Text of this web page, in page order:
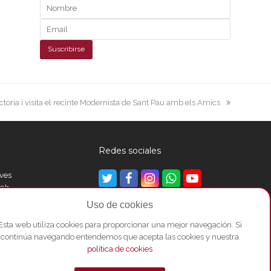
i visita el recinte Modernista de Sant Pau amb els Amics
Redes sociales
Twitter
Facebook
Instagram
Whatsapp
Youtube
Uso de cookies
web utiliza cookies para proporcionar una mejor navegación. Si
continúa navegando entendemos que acepta las cookies y nuestra
política de cookies